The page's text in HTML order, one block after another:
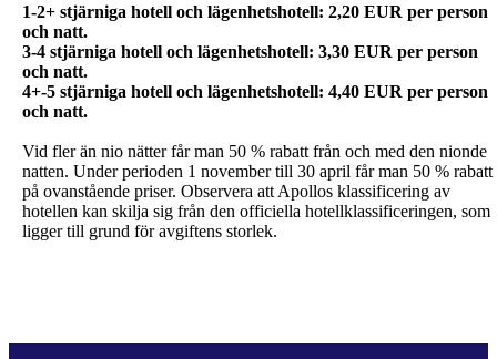
1-2+ stjärniga hotell och lägenhetshotell: 2,20 EUR per person
och natt.
3-4 stjärniga hotell och lägenhetshotell: 3,30 EUR per person
och natt.
4+-5 stjärniga hotell och lägenhetshotell: 4,40 EUR per person
Vid fler än nio nätter får man 50 % rabatt från och med den nionde
natten. Under perioden 1 november till 30 april får man 50 % rabatt
på ovanstående priser. Observera att Apollos klassificering av
hotellen kan skilja sig från den officiella hotellklassificeringen, som
ligger till grund för avgiftens storlek.